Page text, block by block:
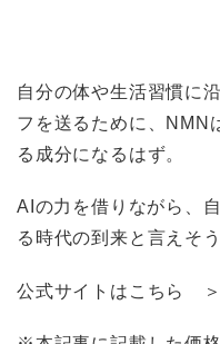
自分の体や生活習慣に
フを送るために、NMN
る成分になるはず。
AIの力を借りながら、
る時代の到来と言えそう
公式サイトはこちら